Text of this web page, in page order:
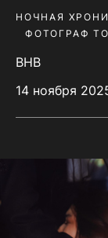
НОЧНАЯ
ФОТОГРАФ
BHB
14 ноября